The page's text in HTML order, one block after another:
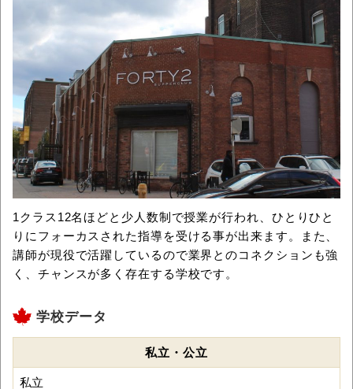
1クラス12名ほどと少人数制で授業が行われ、ひとりひと
りにフォーカスされた指導を受ける事が出来ます。また、
講師が現役で活躍しているので業界とのコネクションも強
く、チャンスが多く存在する学校です。
学校データ
私立・公立
私立